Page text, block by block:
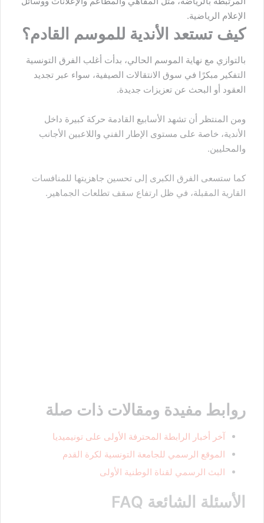
الإعلام الرياضية.
كيف تستعد الأندية للموسم القادم؟
بالتوازي مع نهاية الموسم الحالي، بدأت أغلب الفرق التونسية
التفكير مبكرًا في سوق الانتقالات الصيفية، سواء عبر تجديد
العقود أو البحث عن تعزيزات جديدة.
ومن المنتظر أن تشهد الأسابيع القادمة حركة كبيرة داخل
الأندية، خاصة على مستوى الإطار الفني واللاعبين الأجانب
والمحليين.
كما ستسعى الفرق الكبرى إلى تحسين جاهزيتها للمنافسات
القارية المقبلة، في ظل ارتفاع سقف تطلعات الجماهير.
روابط مفيدة ومقالات ذات صلة
آخر أخبار الرابطة المحترفة الأولى على تونيميديا
الموقع الرسمي للجامعة التونسية لكرة القدم
البث الرسمي لقناة الوطنية الأولى
الأسئلة الشائعة FAQ